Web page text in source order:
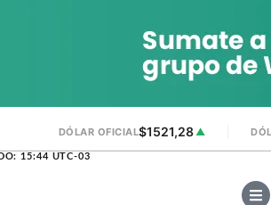
DÓLAR OFICIAL$1521,28 ▲
15:44 UTC-03